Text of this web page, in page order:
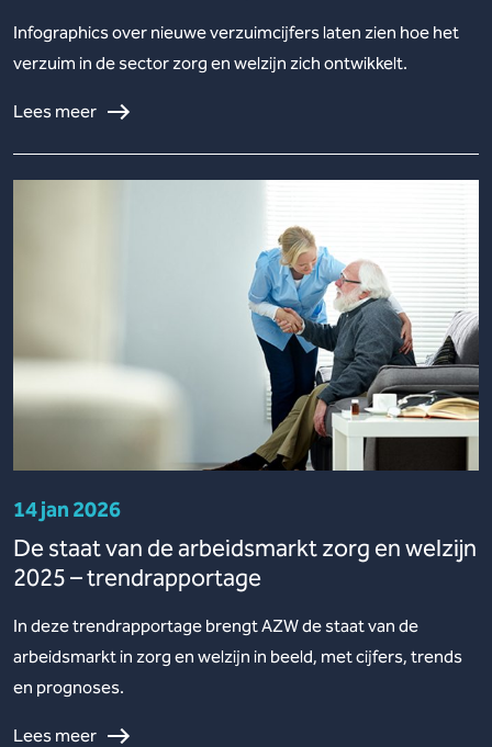
Infographics over nieuwe verzuimcijfers laten zien hoe het
verzuim in de sector zorg en welzijn zich ontwikkelt.
Lees meer
14 jan 2026
De staat van de arbeidsmarkt zorg en welzijn
2025 – trendrapportage
In deze trendrapportage brengt AZW de staat van de
arbeidsmarkt in zorg en welzijn in beeld, met cijfers, trends
en prognoses.
Lees meer